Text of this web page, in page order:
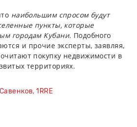
наибольшим спросом будут
пункты, которые
городам Кубани. Подобного
и прочие эксперты, заявляя,
покупку недвижимости в
территориях.
1RRE